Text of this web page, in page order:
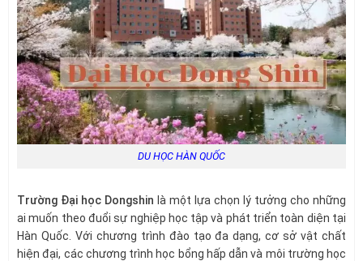
DU HỌC HÀN QUỐC
Trường Đại học Dongshin là một lựa chọn lý tưởng cho những
ai muốn theo đuổi sự nghiệp học tập và phát triển toàn diện tại
Hàn Quốc. Với chương trình đào tạo đa dạng, cơ sở vật chất
hiện đại, các chương trình học bổng hấp dẫn và môi trường học